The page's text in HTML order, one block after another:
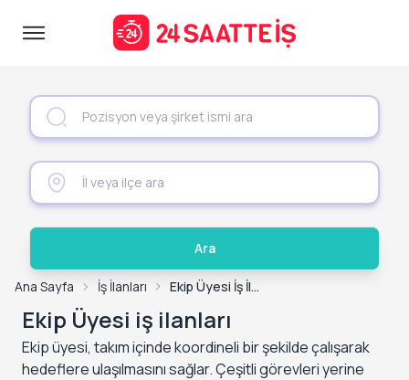
Ara
Ana Sayfa İş İlanları Ekip Üyesi İş İlanları
Ekip Üyesi iş ilanları
Ekip üyesi, takım içinde koordineli bir şekilde çalışarak
hedeflere ulaşılmasını sağlar. Çeşitli görevleri yerine